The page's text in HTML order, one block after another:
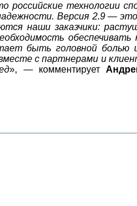
технологии
Версия 2.9 —
наши заказчики:
быть головной болью
с партнерами и
», — комментирует